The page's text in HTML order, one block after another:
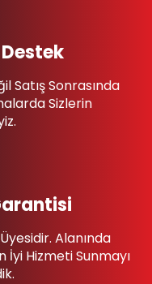
Alanında
İyi Hizmeti Sunmayı
Destek
Satış Sonrasında
Sizlerin